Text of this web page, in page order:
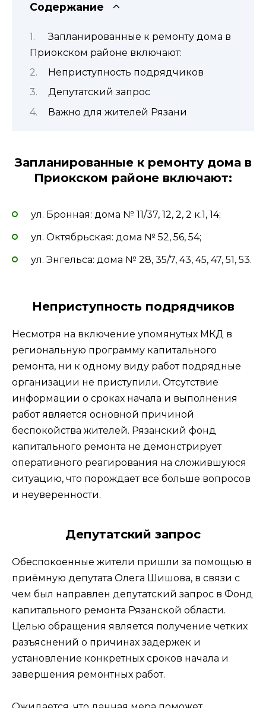
Содержание
Запланированные к ремонту дома в
Приокском районе включают:
Неприступность подрядчиков
Депутатский запрос
Важно для жителей Рязани
Запланированные к ремонту дома в
Приокском районе включают:
ул. Бронная: дома № 11/37, 12, 2, 2 к.1, 14;
ул. Октябрьская: дома № 52, 56, 54;
ул. Энгельса: дома № 28, 35/7, 43, 45, 47, 51, 53.
Неприступность подрядчиков
Несмотря на включение упомянутых МКД в
региональную программу капитального
ремонта, ни к одному виду работ подрядные
организации не приступили. Отсутствие
информации о сроках начала и выполнения
работ является основной причиной
беспокойства жителей. Рязанский фонд
капитального ремонта не демонстрирует
оперативного реагирования на сложившуюся
ситуацию, что порождает все больше вопросов
и неуверенности.
Депутатский запрос
Обеспокоенные жители пришли за помощью в
приёмную депутата Олега Шишова, в связи с
чем был направлен депутатский запрос в Фонд
капитального ремонта Рязанской области.
Целью обращения является получение четких
разъяснений о причинах задержек и
установление конкретных сроков начала и
завершения ремонтных работ.